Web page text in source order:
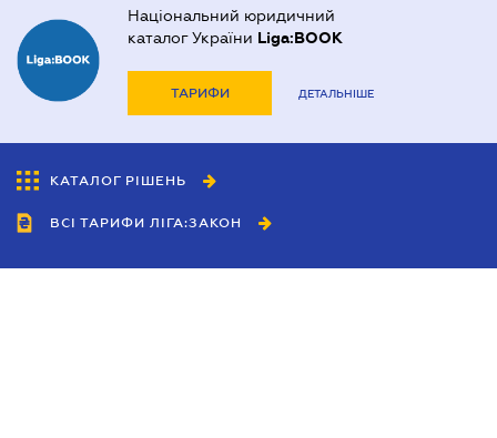
Національний юридичний
каталог України Liga:BOOK
ТАРИФИ ДЕТАЛЬНІШЕ
КАТАЛОГ РІШЕНЬ
ВСІ ТАРИФИ ЛІГА:ЗАКОН